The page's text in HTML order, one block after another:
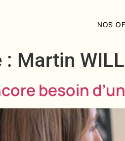
NOS
: Martin
besoin